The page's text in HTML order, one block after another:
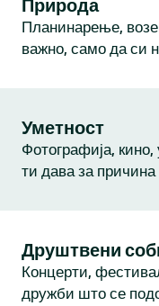
Природа
Планинарење,
важно, само да си
Уметност
Фотографија,
ти дава за причина
Друштвени
Концерти,
дружби што се